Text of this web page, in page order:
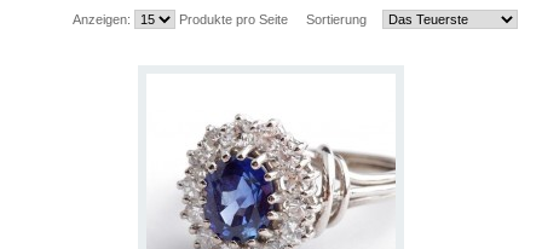
Sortierung
Anzeigen: Produkte pro Seite